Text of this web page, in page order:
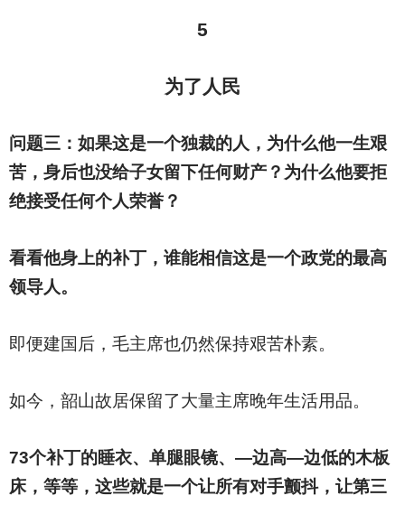
5
为了人民
问题三：如果这是一个独裁的人，为什么他一生艰
苦，身后也没给子女留下任何财产？为什么他要拒
绝接受任何个人荣誉？
看看他身上的补丁，谁能相信这是一个政党的最高
领导人。
即便建国后，毛主席也仍然保持艰苦朴素。
如今，韶山故居保留了大量主席晚年生活用品。
73个补丁的睡衣、单腿眼镜、—边高—边低的木板
床，等等，这些就是一个让所有对手颤抖，让第三